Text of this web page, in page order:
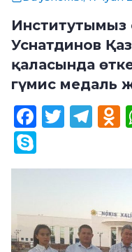
Институтымыз
Уснатдинов
қаласында
гүмис медаль